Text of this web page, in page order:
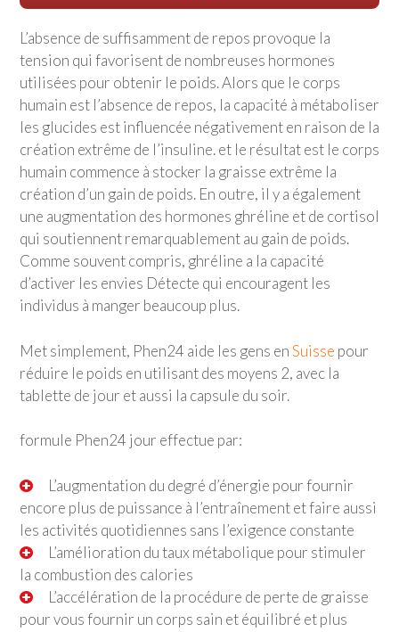
L’absence de suffisamment de repos provoque la
tension qui favorisent de nombreuses hormones
utilisées pour obtenir le poids. Alors que le corps
humain est l’absence de repos, la capacité à métaboliser
les glucides est influencée négativement en raison de la
création extrême de l’insuline. et le résultat est le corps
humain commence à stocker la graisse extrême la
création d’un gain de poids. En outre, il y a également
une augmentation des hormones ghréline et de cortisol
qui soutiennent remarquablement au gain de poids.
Comme souvent compris, ghréline a la capacité
d’activer les envies Détecte qui encouragent les
individus à manger beaucoup plus.
Met simplement, Phen24 aide les gens enSuisse pour
réduire le poids en utilisant des moyens 2, avec la
tablette de jour et aussi la capsule du soir.
formule Phen24 jour effectue par:
L’augmentation du degré d’énergie pour fournir
encore plus de puissance à l’entraînement et faire aussi
les activités quotidiennes sans l’exigence constante
L’amélioration du taux métabolique pour stimuler
la combustion des calories
L’accélération de la procédure de perte de graisse
pour vous fournir un corps sain et équilibré et plus